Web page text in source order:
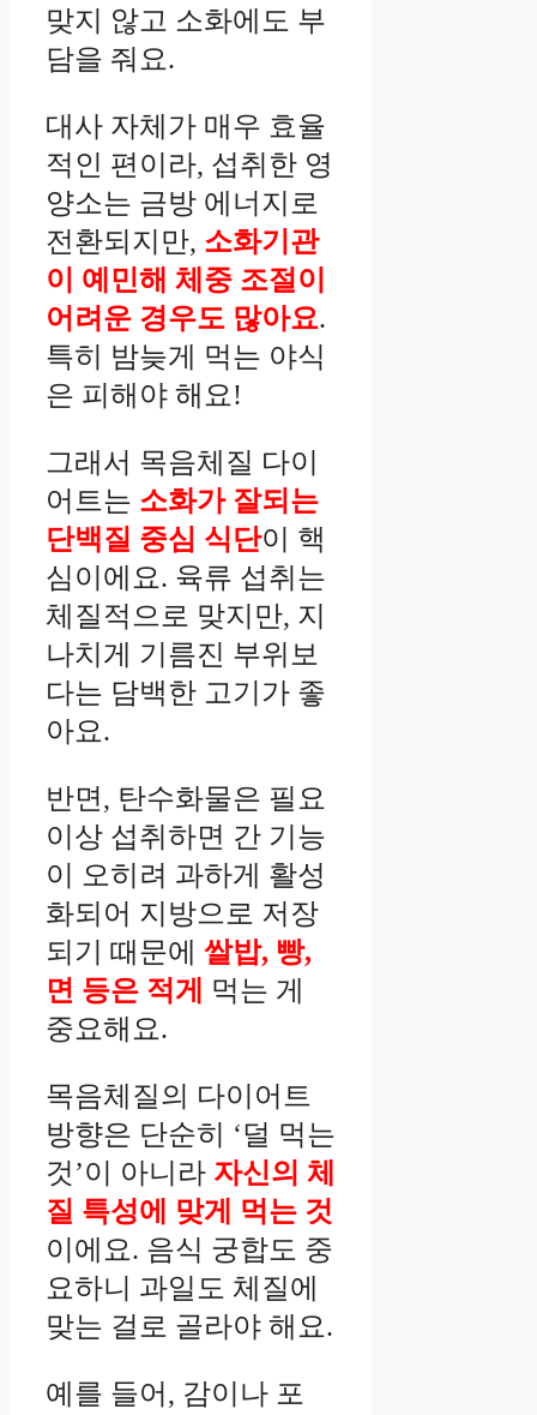
맞지 않고 소화에도 부
담을 줘요.
대사 자체가 매우 효율
적인 편이라, 섭취한 영
양소는 금방 에너지로
전환되지만, 소화기관
이 예민해 체중 조절이
어려운 경우도 많아요.
특히 밤늦게 먹는 야식
은 피해야 해요!
그래서 목음체질 다이
어트는 소화가 잘되는
단백질 중심 식단이 핵
심이에요. 육류 섭취는
체질적으로 맞지만, 지
나치게 기름진 부위보
다는 담백한 고기가 좋
아요.
반면, 탄수화물은 필요
이상 섭취하면 간 기능
이 오히려 과하게 활성
화되어 지방으로 저장
되기 때문에 쌀밥, 빵,
면 등은 적게
먹는 게
중요해요.
목음체질의 다이어트
방향은 단순히 ‘덜 먹는
것’이 아니라 자신의 체
질 특성에 맞게 먹는 것
이에요. 음식 궁합도 중
요하니 과일도 체질에
맞는 걸로 골라야 해요.
예를 들어, 감이나 포